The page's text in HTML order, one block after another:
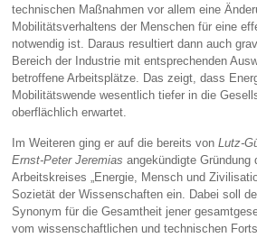
technischen Maßnahmen vor allem eine
Mobilitätsverhaltens der Menschen für eine
notwendig ist. Daraus resultiert dann auch
Bereich der Industrie mit entsprechenden
betroffene Arbeitsplätze. Das zeigt, dass
Mobilitätswende wesentlich tiefer in die
oberflächlich erwartet.
Im Weiteren ging er auf die bereits vonLutz-
Ernst-Peter Jeremias angekündigte Gründung
Arbeitskreises „Energie, Mensch und
Sozietät der Wissenschaften ein. Dabei soll
Synonym für die Gesamtheit jener
vom wissenschaftlichen und technischen